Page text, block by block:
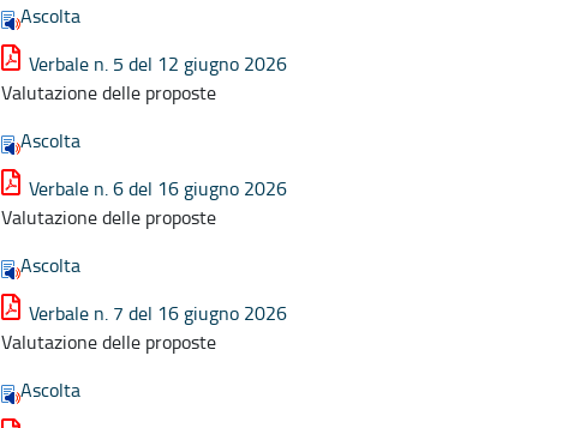
Ascolta
Verbale n. 5 del 12 giugno 2026
Valutazione delle proposte
Ascolta
Verbale n. 6 del 16 giugno 2026
Valutazione delle proposte
Ascolta
Verbale n. 7 del 16 giugno 2026
Valutazione delle proposte
Ascolta